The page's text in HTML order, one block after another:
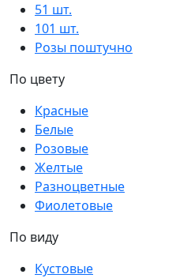
51 шт.
101 шт.
Розы поштучно
По цвету
Красные
Белые
Розовые
Желтые
Разноцветные
Фиолетовые
По виду
Кустовые